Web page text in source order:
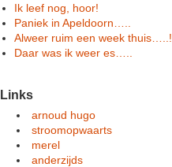
Ik leef nog, hoor!
Paniek in Apeldoorn…..
Alweer ruim een week thuis…..!
Daar was ik weer es…..
Links
arnoud hugo
stroomopwaarts
merel
anderzijds